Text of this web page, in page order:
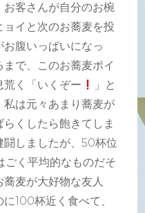
客さんが自分のお椀
イと次のお蕎麦を投
腹いっぱいになっ
で、このお蕎麦ポイ
荒く「いくぞー
」と
は元々あまり蕎麦が
くしたら飽きてしま
闘しましたが、50杯位
く平均的なものだそ
麦が大好物な友人
100杯近く食べて、